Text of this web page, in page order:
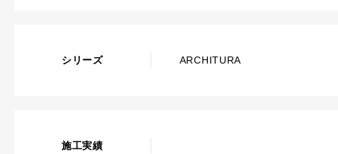
シリーズ ARCHITURA
施工実績